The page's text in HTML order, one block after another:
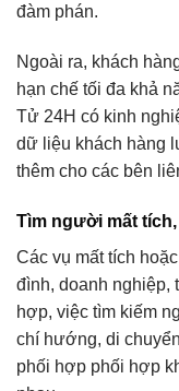
đàm phán.
Ngoài ra, khách
hạn chế tối đa khả
Tử 24H có kinh
dữ liệu khách hàng
thêm cho các bên
Tìm người mất
Các vụ mất tích
đình, doanh nghiệp,
hợp, việc tìm kiếm
chí hướng, di
phối hợp phối hợp